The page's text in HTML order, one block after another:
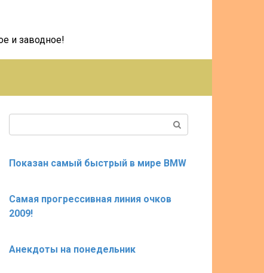
и заводное!
Показан самый быстрый в мире BMW
Самая прогрессивная линия очков
2009!
Анекдоты на понедельник